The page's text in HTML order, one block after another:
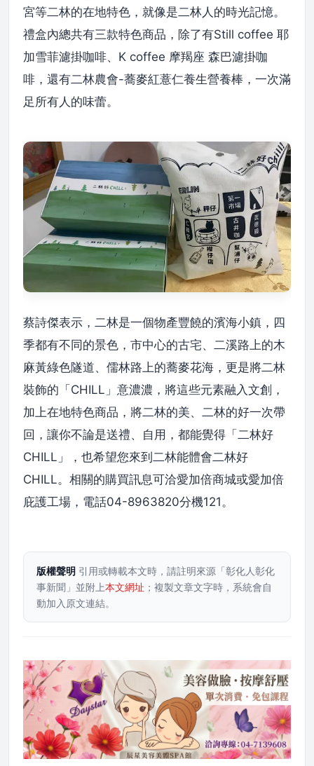
宮等二林的在地特色，就像是二林人的時光記憶。
禮盒內總共有三款特色商品，除了有Still coffee 耶
加雪菲濾掛咖啡、K coffee 摩羯座 森巴濾掛咖
啡，還有二林農會-蕎麥紅薏仁養生營養棒，一次滿
足所有人的味蕾。
蔡詩傑表示，二林是一個物產豐饒的濱海小鎮，四
季都有不同的景色，市中心的古宅、二溪路上的木
麻黃綠色隧道、儒林路上的蕎麥花海，更是將二林
裝飾的「CHILL」意濃濃，將這些元素融入文創，
加上在地特色商品，將二林的美、二林的好一次帶
回，讓你不論是送禮、自用，都能覺得「二林好
CHILL」，也希望您來到二林能體會二林好
CHILL。相關的購買訊息可洽愛加倍商城或愛加倍
庇護工場，電話04-8963820分機121。
版權聲明 引用或轉載本文時，請註明來源「彰化人彰化
事新聞」並附上本文網址 ；複製文章文字時，系統會自
動加入原文連結。